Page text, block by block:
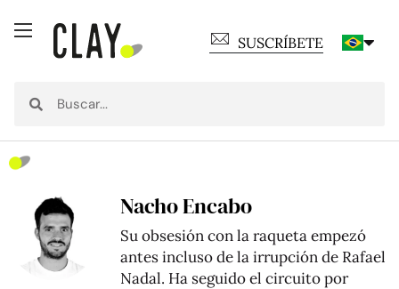
SUSCRÍBETE
Nacho Encabo
Su obsesión con la raqueta empezó
antes incluso de la irrupción de Rafael
Nadal. Ha seguido el circuito por